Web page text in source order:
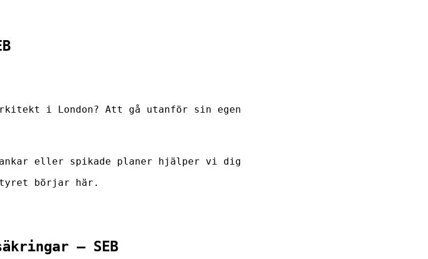
i London? Att gå utanför sin egen
eller spikade planer hjälper vi dig
börjar här.
– SEB